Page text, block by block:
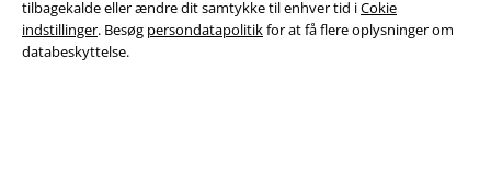
tilbagekalde eller ændre dit samtykke til enhver tid iCokie
indstillinger. Besøg persondatapolitikfor at få flere oplysninger om
databeskyttelse.
Overensstemmelseserklæring